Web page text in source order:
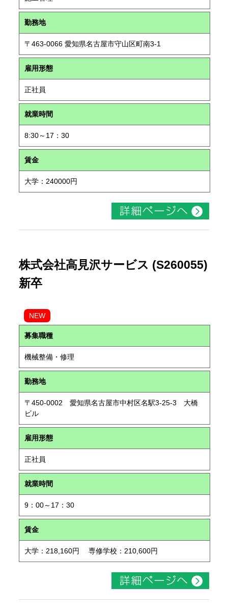
勤務地
〒463-0066 愛知県名古屋市守山区町南3-1
雇用形態
正社員
就業時間
8:30～17：30
賃金
大学：240000円
株式会社高見沢サービス (S260055)
新卒
NEW
募集職種
機械整備・修理
勤務地
〒450-0002 愛知県名古屋市中村区名駅3-25-3 大橋
ビル
雇用形態
正社員
就業時間
9：00～17：30
賃金
大学：218,160円 専修学校：210,600円